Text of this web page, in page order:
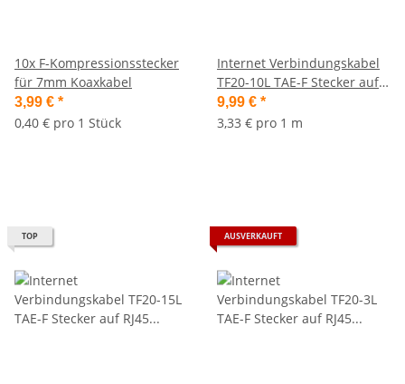
10x F-Kompressionsstecker
für 7mm Koaxkabel
3,99 € *
0,40 € pro 1 Stück
Internet Verbindungskabel
TF20-10L TAE-F Stecker auf
RJ45 Stecker (8P2C), 10 m
9,99 € *
3,33 € pro 1 m
TOP AUSVERKAUFT